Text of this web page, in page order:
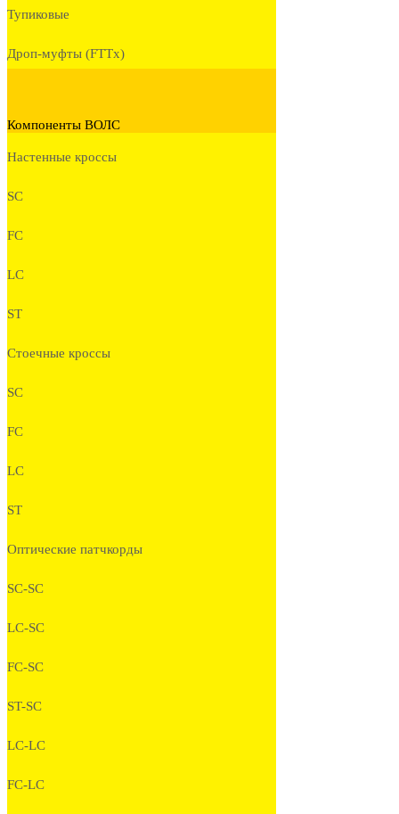
Тупиковые
Дроп-муфты (FTTx)
Компоненты ВОЛС
Настенные кроссы
SC
FC
LC
ST
Стоечные кроссы
SC
FC
LC
ST
Оптические патчкорды
SC-SC
LC-SC
FC-SC
ST-SC
LC-LC
FC-LC